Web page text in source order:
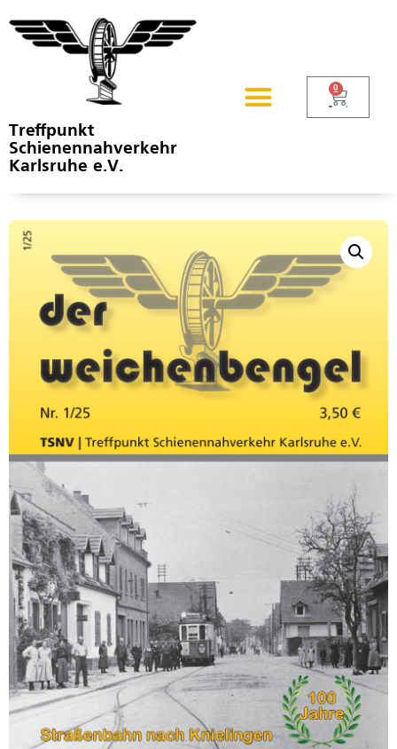
Treffpunkt
Schienennahverkehr
Karlsruhe e.V.
0